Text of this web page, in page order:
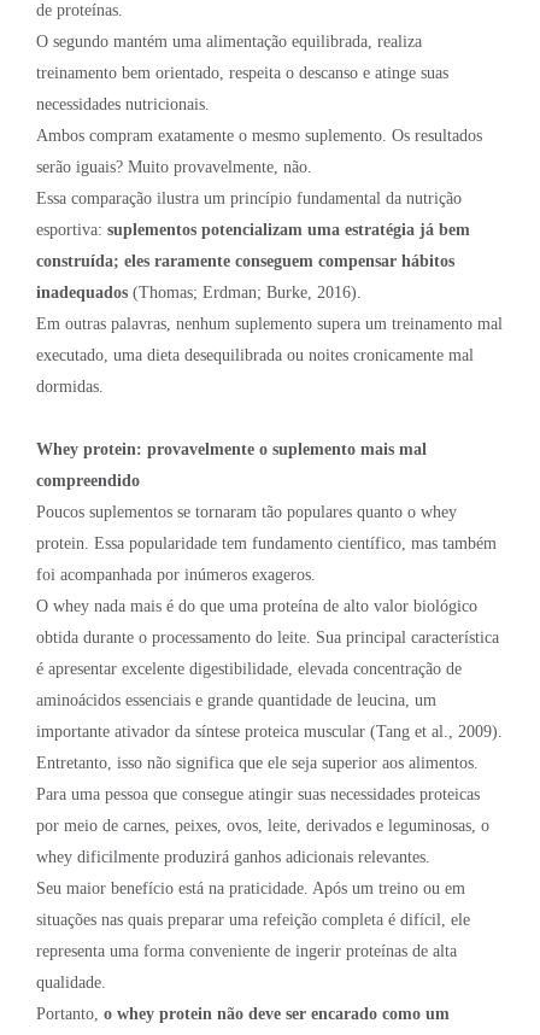
de proteínas.
O segundo mantém uma alimentação equilibrada, realiza
treinamento bem orientado, respeita o descanso e atinge suas
necessidades nutricionais.
Ambos compram exatamente o mesmo suplemento. Os resultados
serão iguais? Muito provavelmente, não.
Essa comparação ilustra um princípio fundamental da nutrição
esportiva: suplementos potencializam uma estratégia já bem
construída; eles raramente conseguem compensar hábitos
inadequados (Thomas; Erdman; Burke, 2016).
Em outras palavras, nenhum suplemento supera um treinamento mal
executado, uma dieta desequilibrada ou noites cronicamente mal
dormidas.
Whey protein: provavelmente o suplemento mais mal
compreendido
Poucos suplementos se tornaram tão populares quanto o whey
protein. Essa popularidade tem fundamento científico, mas também
foi acompanhada por inúmeros exageros.
O whey nada mais é do que uma proteína de alto valor biológico
obtida durante o processamento do leite. Sua principal característica
é apresentar excelente digestibilidade, elevada concentração de
aminoácidos essenciais e grande quantidade de leucina, um
importante ativador da síntese proteica muscular (Tang et al., 2009).
Entretanto, isso não significa que ele seja superior aos alimentos.
Para uma pessoa que consegue atingir suas necessidades proteicas
por meio de carnes, peixes, ovos, leite, derivados e leguminosas, o
whey dificilmente produzirá ganhos adicionais relevantes.
Seu maior benefício está na praticidade. Após um treino ou em
situações nas quais preparar uma refeição completa é difícil, ele
representa uma forma conveniente de ingerir proteínas de alta
qualidade.
Portanto, o whey protein não deve ser encarado como um